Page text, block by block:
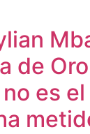
de Oro
es el